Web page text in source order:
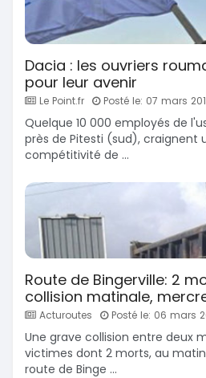
Dacia : les ouvriers
pour leur avenir
Le Point.fr Posté le: 07 mars
Quelque 10 000 employés de
près de Pitesti (sud), craignent
compétitivité de ...
Route de Bingerville: 2
collision matinale,
Acturoutes Posté le: 06 mars
Une grave collision entre deux
victimes dont 2 morts, au
route de Binge ...